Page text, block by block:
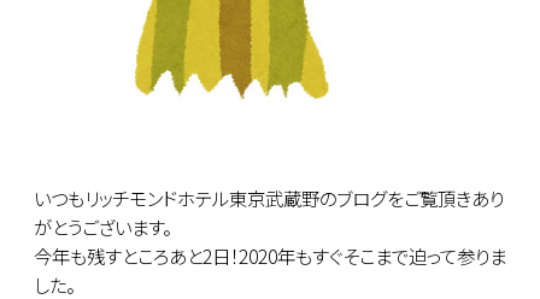
いつもリッチモンドホテル東京武蔵野のブログをご覧頂きあり
がとうございます。
今年も残すところあと2日！2020年もすぐそこまで迫って参りま
した。